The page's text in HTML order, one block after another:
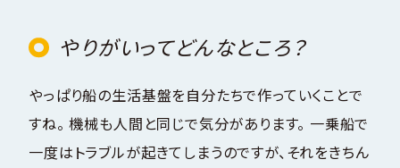
やりがいってどんなところ？
やっぱり船の生活基盤を自分たちで作っていくことで
すね。 機械も人間と同じで気分があります。 一乗船で
一度はトラブルが起きてしまうのですが、それをきちん